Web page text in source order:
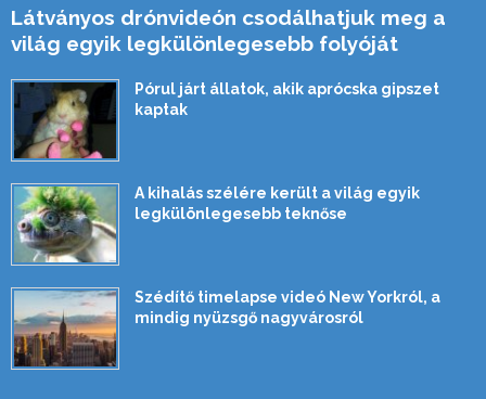
Látványos drónvideón csodálhatjuk meg a
világ egyik legkülönlegesebb folyóját
Pórul járt állatok, akik aprócska gipszet
kaptak
A kihalás szélére került a világ egyik
legkülönlegesebb teknőse
Szédítő timelapse videó New Yorkról, a
mindig nyüzsgő nagyvárosról